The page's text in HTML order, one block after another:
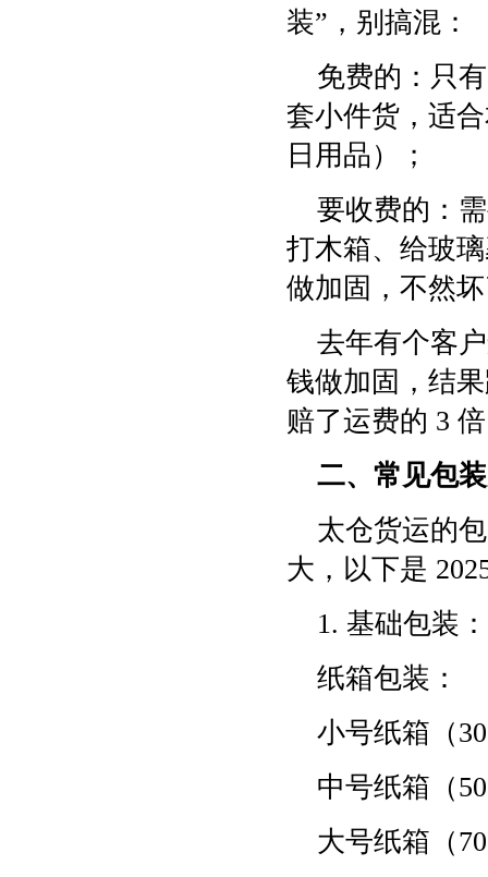
装”，别搞混：
免费的：只
套小件货，适
日用品）；
要收费的：
打木箱、给玻
做加固，不然
去年有个客
钱做加固，结
赔了运费的 3
二、常见包
太仓货运的
大，以下是
1. 基础包装
纸箱包装：
小号纸箱（
中号纸箱（
大号纸箱（